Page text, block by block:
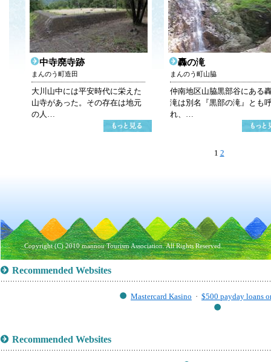
中寺廃寺跡
まんのう町造田
大川山中には平安時代に栄えた
山寺があった。その存在は地元
の人…
轟の滝
まんのう町山脇
仲南地区山脇黒部谷にある
滝は別名『黒部の滝』とも
れ、…
1 2
Copyright (C) 2010 mannou Tourism Association. All Rights Reserved.
Recommended Websites
Mastercard Kasino · $500 payday loans
Recommended Websites